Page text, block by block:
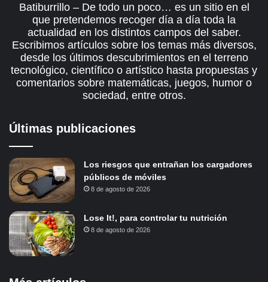
Batiburrillo – De todo un poco… es un sitio en el
que pretendemos recoger día a día toda la
actualidad en los distintos campos del saber.
Escribimos artículos sobre los temas más diversos,
desde los últimos descubrimientos en el terreno
tecnológico, científico o artístico hasta propuestas y
comentarios sobre matemáticas, juegos, humor o
sociedad, entre otros.
Últimas publicaciones
Los riesgos que entrañan los cargadores
públicos de móviles
8 de agosto de 2026
Lose It!, para controlar tu nutrición
8 de agosto de 2026